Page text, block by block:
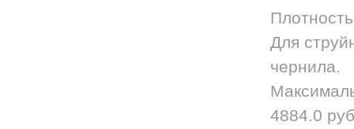
Для
чернила.
4884.0